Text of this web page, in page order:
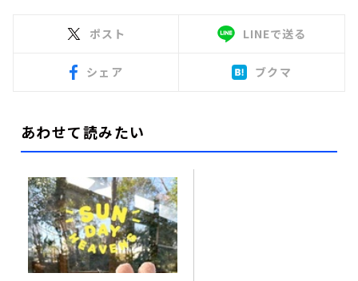
ポスト LINEで送る
シェア ブクマ
あわせて読みたい